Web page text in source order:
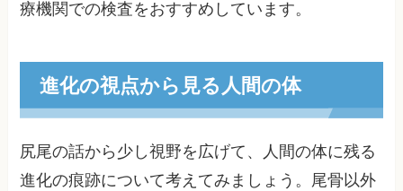
療機関での検査をおすすめしています。
進化の視点から見る人間の体
尻尾の話から少し視野を広げて、人間の体に残る
進化の痕跡について考えてみましょう。尾骨以外